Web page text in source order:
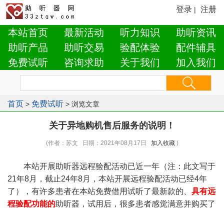
登录 | 注册
本站首页 最新活动 听力知识
助听资讯
助听产品
助听交易 验配体验
配件辅具
免费试听
咨询求助 关于我们 加入我们
首页 > 免费试听 > 浏览文章
关于异地购机售后服务的说明！
(作者：苏文 日期：2021年08月17日 加入收藏)
本站开展助听器远程验配活动已近一年（注：此文写于
21年8月，截止24年8月，本站开展远程验配活动已经4年
了），有许多患者在本站免费借用试听了最新款的、 具有远
程验配功能的助听器，试用后，很多患者感觉满意并购买了